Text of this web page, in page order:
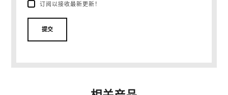
订阅以接收最新更新！